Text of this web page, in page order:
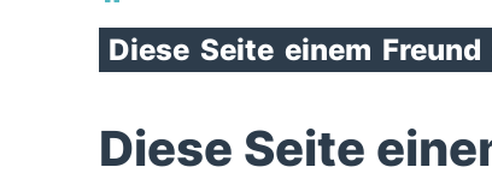
Diese Seite einem Freund
Diese Seite